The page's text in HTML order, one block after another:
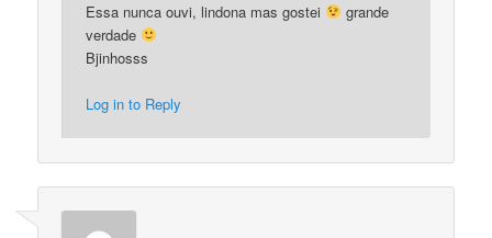
Essa nunca ouvi, lindona mas gostei
grande
verdade
Bjinhosss
Log in to Reply